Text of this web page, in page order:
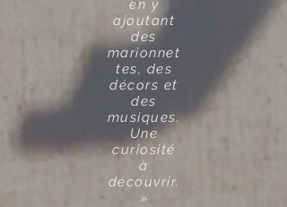
en y
ajoutant
des
marionnet
tes, des
décors et
des
musiques.
Une
curiosité
à
découvrir.
»